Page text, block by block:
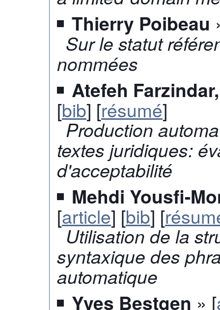
Thierry Poibeau
Sur le statut
nommées
Atefeh
[bib] [résumé]
Production
textes juridiques:
d'acceptabilité
Mehdi Yousfi-
[article] [bib] [
Utilisation de la
syntaxique des
automatique
Yves Bestgen » [